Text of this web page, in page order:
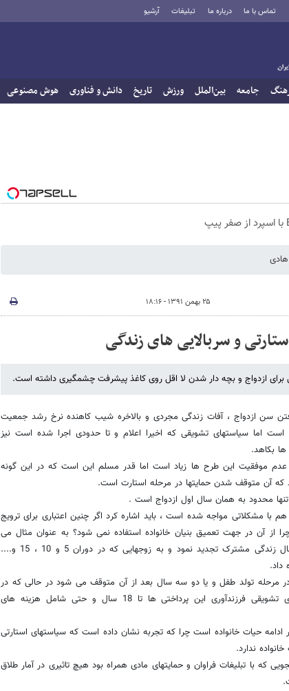
تماس با ما درباره ما تبلیغات آرشیو
جامعه بین‌الملل ورزش تاریخ دانش و فناوری هوش مصنوعی
هادی
۲۵ بهمن ۱۳۹۱ - ۱۸:۱۶
و سربالایی های زندگی
ازدواج و بچه دار شدن لا اقل روی کاغذ پیشرفت چشمگیری داشته است.
رفتن سن ازدواج ، آفات زندگی مجردی و بالاخره شیب کاهنده نرخ رشد جمعیت
است اما سیاستهای تشویقی که اخیرا اعلام و تا حدودی اجرا شده است نیز
بکاهد.
موفقیت این طرح ها زیاد است اما قدر مسلم این است که در این گونه
آن متوقف شدن حمایتها در مرحله استارت است.
محدود به همان سال اول ازدواج است .
با مشکلاتی مواجه شده است ، باید اشاره کرد اگر چنین اعتباری برای ترویج
از آن در جهت تعمیق بنیان خانواده استفاده نمی شود؟ به عنوان مثال می
توان وام ازدواج را به ازای هر پنج سال زندگی مشترک تجدید نمود و به زوجهایی که در دوران 5 و 10 ، 15 و....
داد.
در مرحله تولد طفل و یا دو سه سال بعد از آن متوقف می شود در حالی که در
کشورهای پیشرفته از لحاظ سیاستهای تشویقی فرزندآوری این پرداختی ها تا 18 سال و حتی شامل هزینه های
حیات خانواده است چرا که تجربه نشان داده است که سیاستهای استارتی
ندارد.
که با تبلیغات فراوان و حمایتهای مادی همراه بود هیچ تاثیری در آمار طلاق